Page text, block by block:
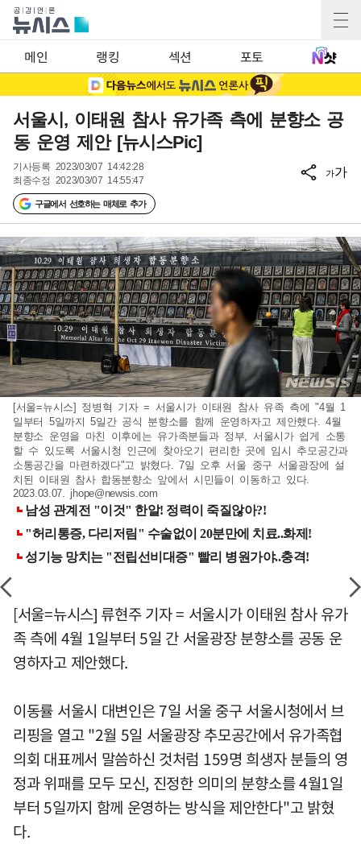
메인 랭킹 섹션 포토
서울시, 이태원 참사 유가족 측에 분향소 공
동 운영 제안 [뉴시스Pic]
기사등록 2023/03/07 14:42:28
최종수정 2023/03/07 14:55:47
구글에서 선호하는 매체로 추가
가가
[서울=뉴시스] 정병혁 기자 = 서울시가 이태원 참사 유족 측에 "4월 1
일부터 5일까지 5일간 공식 분향소를 함께 운영하자고 제안했다. 4월
분향소 운영을 마친 이후에는 유가족분들과 정부, 서울시가 쉽게 소통
할 수 있도록 서울시청 인근에 찾아오기 편리한 곳에 임시 추모공간과
소통공간을 마련하겠다"고 밝혔다. 7일 오후 서울 중구 서울광장에 설
치된 이태원 참사 합동분향소 앞에서 시민들이 이동하고 있다.
2023.03.07. jhope@newsis.com
[서울=뉴시스] 류현주 기자 = 서울시가 이태원 참사 유가
족 측에 4월 1일부터 5일 간 서울광장 분향소를 공동 운
영하자고 제안했다.
이동률 서울시 대변인은 7일 서울 중구 서울시청에서 브
리핑을 열고 "2월 5일 서울광장 추모공간에서 유가족협
의회 대표께서 말씀하신 것처럼 159명 희생자 분들의 영
정과 위패를 모두 모신, 진정한 의미의 분향소를 4월1일
부터 5일까지 함께 운영하는 방식을 제안한다"고 밝혔
다.